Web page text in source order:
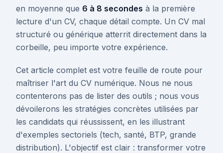
en moyenne que 6 à 8 secondes à la première
lecture d'un CV, chaque détail compte. Un CV mal
structuré ou générique atterrit directement dans la
corbeille, peu importe votre expérience.
Cet article complet est votre feuille de route pour
maîtriser l'art du CV numérique. Nous ne nous
contenterons pas de lister des outils ; nous vous
dévoilerons les stratégies concrètes utilisées par
les candidats qui réussissent, en les illustrant
d'exemples sectoriels (tech, santé, BTP, grande
distribution). L'objectif est clair : transformer votre